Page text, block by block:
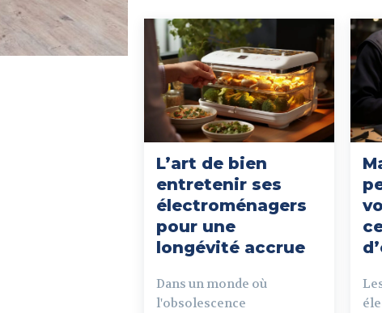
L’art de bien
entretenir ses
électroménagers
pour une
longévité accrue
Dans un monde où
l'obsolescence